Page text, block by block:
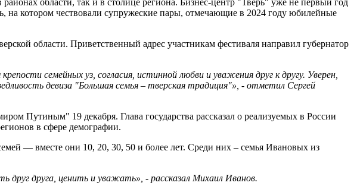
на котором чествовали супружеские пары, отмечающие в 2024 году юбилейные
области. Приветственный адрес участникам фестиваля направил губернатор
семейных уз, согласия, истинной любви и уважения друг к другу. Уверен,
девиза "Большая семья – тверская традиция"», - отметил Сергей
Путиным" 19 декабря. Глава государства рассказал о реализуемых в России
в сфере демографии.
— вместе они 10, 20, 30, 50 и более лет. Среди них – семья Ивановых из
друга, ценить и уважать», - рассказал Михаил Иванов.